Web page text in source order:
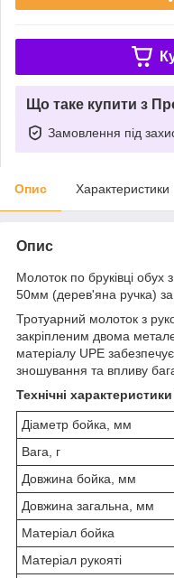
Що таке купити з
Замовлення під
Опис Характеристики
Опис
Молоток по бруківці
50мм (дерев'яна ручка)
Тротуарний молоток з
закріпленим двома
матеріалу UPE забезпечує
зношування та впливу
Технічні
Діаметр бойка, мм
Вага, г
Довжина бойка, мм
Довжина загальна, мм
Матеріал бойка
Матеріал рукояті